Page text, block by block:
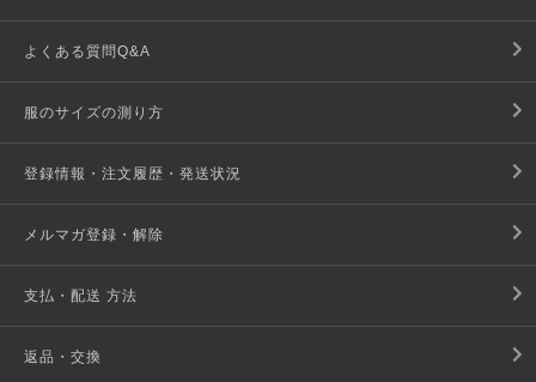
よくある質問Q&A
服のサイズの測り方
登録情報・注文履歴・発送状況
メルマガ登録・解除
支払・配送 方法
返品・交換